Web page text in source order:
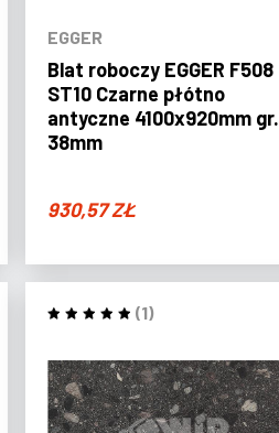
EGGER
Blat roboczy EGGER F508
ST10 Czarne płótno
antyczne 4100x920mm gr.
38mm
930,57ZŁ
(1)